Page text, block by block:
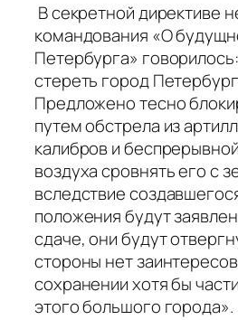
В секретной директиве
командования «О
Петербурга»
стереть город
Предложено тесно
путем обстрела из
калибров и
воздуха сровнять его с
вследствие
положения будут
сдаче, они будут
стороны нет
сохранении хотя бы
этого большого города».